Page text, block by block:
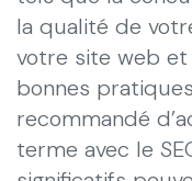
la qualité de
votre site web
bonnes
recommandé
terme avec le